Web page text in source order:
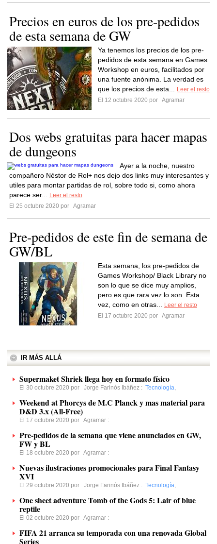
Precios en euros de los pre-pedidos
de esta semana de GW
Ya tenemos los precios de los pre-
pedidos de esta semana en Games
Workshop en euros, facilitados por
una fuente anónima. La verdad es
que los precios de esta...
Leer el resto
El 12 octubre 2020 por Agramar
Dos webs gratuitas para hacer mapas
de dungeons
Ayer a la noche, nuestro
compañero Néstor de Rol+ nos dejo dos links muy interesantes y
utiles para montar partidas de rol, sobre todo si, como ahora
parece ser...
Leer el resto
El 25 octubre 2020 por Agramar
Pre-pedidos de este fin de semana de
GW/BL
Esta semana, los pre-pedidos de
Games Workshop/ Black Library no
son lo que se dice muy amplios,
pero es que rara vez lo son. Esta
vez, como en otras...
Leer el resto
El 17 octubre 2020 por Agramar
IR MÁS ALLÁ
Supermaket Shriek llega hoy en formato físico
El 30 octubre 2020 por Jorge Farinós Ibáñez : Tecnología,
Weekend at Phorcys de M.C Planck y mas material para
D&D 3.x (All-Free)
El 17 octubre 2020 por Agramar :
Pre-pedidos de la semana que viene anunciados en GW,
FW y BL
El 18 octubre 2020 por Agramar :
Nuevas ilustraciones promocionales para Final Fantasy
XVI
El 29 octubre 2020 por Jorge Farinós Ibáñez : Tecnología,
One sheet adventure Tomb of the Gods 5: Lair of blue
reptile
El 02 octubre 2020 por Agramar :
FIFA 21 arranca su temporada con una renovada Global
Series